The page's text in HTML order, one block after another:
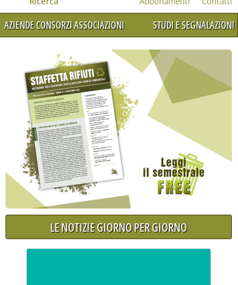
AZIENDE CONSORZI ASSOCIAZIONI STUDI E SEGNALAZIONI
Conai
2021 alle 17.59.
verso la fase esecutiva'
LE NOTIZIE GIORNO PER GIORNO